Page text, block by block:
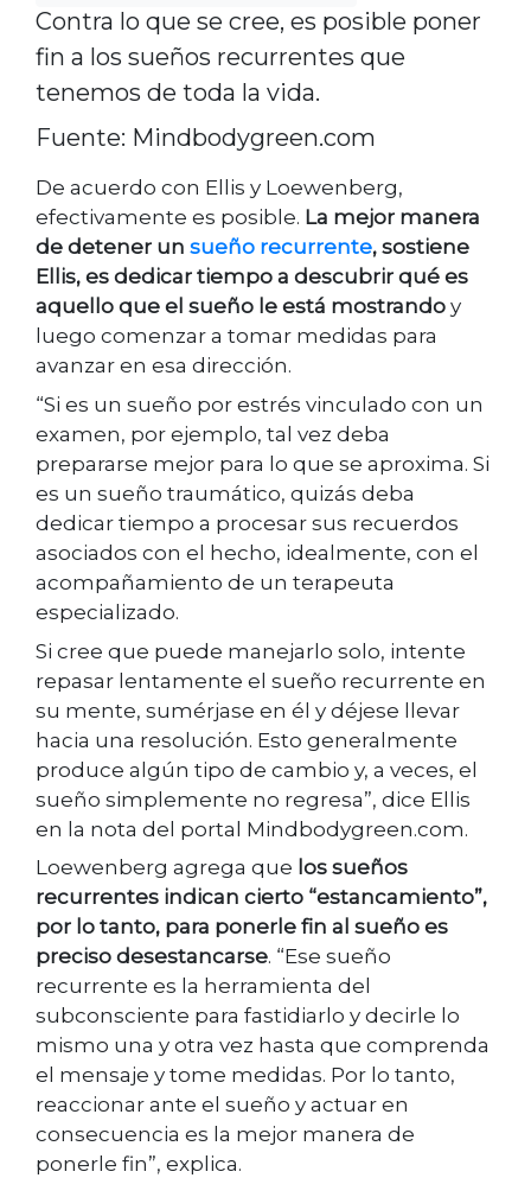
Contra lo que se cree, es posible poner
fin a los sueños recurrentes que
tenemos de toda la vida.
Fuente: Mindbodygreen.com
De acuerdo con Ellis y Loewenberg,
efectivamente es posible. La mejor manera
de detener un sueño recurrente, sostiene
Ellis, es dedicar tiempo a descubrir qué es
aquello que el sueño le está mostrando y
luego comenzar a tomar medidas para
avanzar en esa dirección.
“Si es un sueño por estrés vinculado con un
examen, por ejemplo, tal vez deba
prepararse mejor para lo que se aproxima. Si
es un sueño traumático, quizás deba
dedicar tiempo a procesar sus recuerdos
asociados con el hecho, idealmente, con el
acompañamiento de un terapeuta
especializado.
Si cree que puede manejarlo solo, intente
repasar lentamente el sueño recurrente en
su mente, sumérjase en él y déjese llevar
hacia una resolución. Esto generalmente
produce algún tipo de cambio y, a veces, el
sueño simplemente no regresa”, dice Ellis
en la nota del portal Mindbodygreen.com.
Loewenberg agrega que los sueños
recurrentes indican cierto “estancamiento”,
por lo tanto, para ponerle fin al sueño es
preciso desestancarse. “Ese sueño
recurrente es la herramienta del
subconsciente para fastidiarlo y decirle lo
mismo una y otra vez hasta que comprenda
el mensaje y tome medidas. Por lo tanto,
reaccionar ante el sueño y actuar en
consecuencia es la mejor manera de
ponerle fin”, explica.